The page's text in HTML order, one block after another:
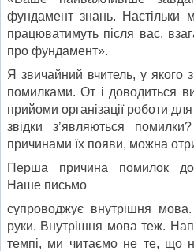
фундамент знань. Настільки
працюватимуть після вас,
про фундамент».
Я звичайний вчитель, у якого
помилками. От і доводиться
прийоми організації роботи
звідки з’являються
причинами їх появи, можна
Перша причина помилок
Наше письмо
супроводжує внутрішня
руки. Внутрішня мова теж.
темпі, ми читаємо не те, що